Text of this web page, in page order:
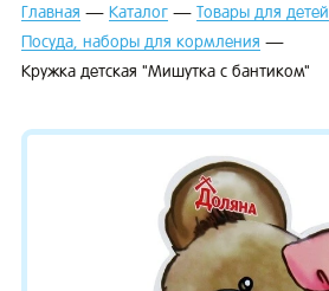
Главная Каталог Товары для детей
Посуда, наборы для кормления
Кружка детская "Мишутка с бантиком"